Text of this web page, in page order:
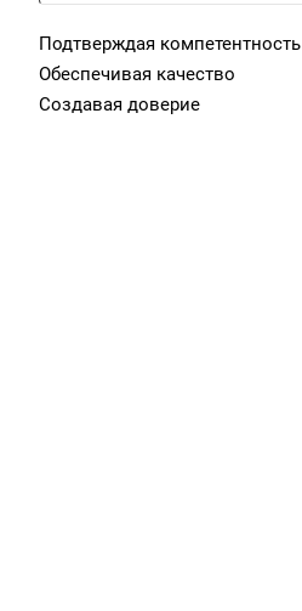
Подтверждая компетентность
Обеспечивая качество
Создавая доверие